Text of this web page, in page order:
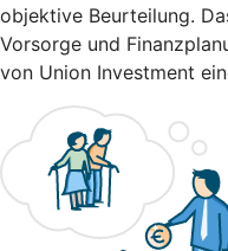
objektive Beurteilung.
Vorsorge und
von Union Investment